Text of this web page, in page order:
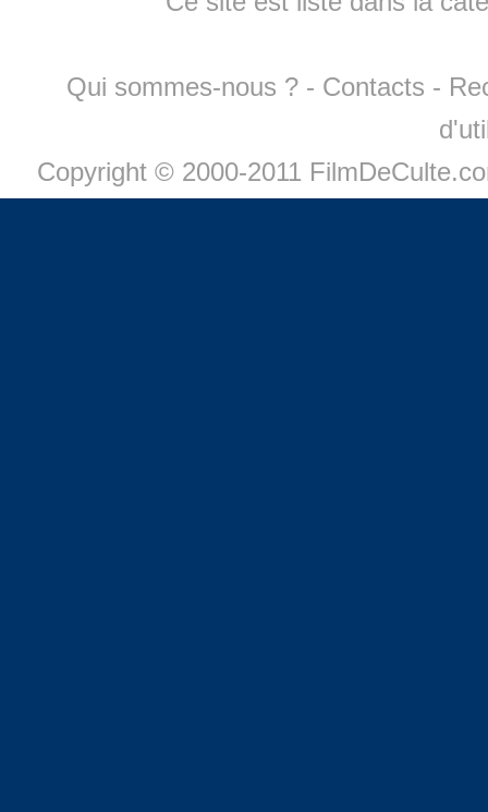
Qui sommes-nous ? - Contacts -
Copyright © 2000-2011